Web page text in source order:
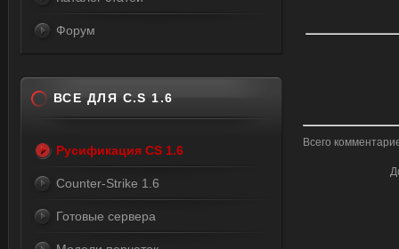
Всего
Форум
ВСЕ ДЛЯ C.S 1.6
Русификация CS 1.6
Counter-Strike 1.6
Готовые сервера